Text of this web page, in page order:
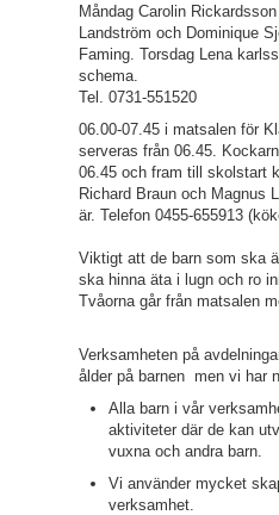
Måndag Carolin
Landström och Dominique
Faming. Torsdag Lena
schema.
Tel. 0731-551520
06.00-07.45 i matsalen för
serveras från 06.45.
06.45 och fram till skolstart
Richard Braun och Magnus
är. Telefon 0455-655913
Viktigt att de barn som ska
ska hinna äta i lugn och ro
Tvåorna går från matsalen
Verksamheten på
ålder på barnen men vi har
Alla barn i vår
aktiviteter där de kan
vuxna och andra barn.
Vi använder mycket
verksamhet.